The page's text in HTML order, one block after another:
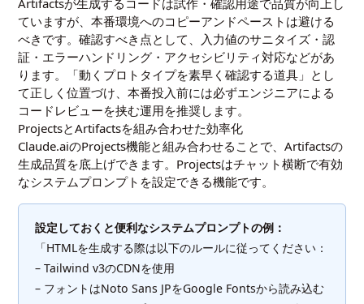
ていますが、本番環境へのコピーアンドペーストは避ける
べきです。確認すべき点として、入力値のサニタイズ・認
証・エラーハンドリング・アクセシビリティ対応などがあ
ります。「動くプロトタイプを素早く確認する道具」とし
て正しく位置づけ、本番投入前には必ずエンジニアによる
コードレビューを挟む運用を推奨します。
ProjectsとArtifactsを組み合わせた効率化
Claude.aiのProjects機能と組み合わせることで、Artifactsの
生成品質を底上げできます。Projectsはチャット横断で有効
なシステムプロンプトを設定できる機能です。
設定しておくと便利なシステムプロンプトの例：
「HTMLを生成する際は以下のルールに従ってください：
– Tailwind v3のCDNを使用
– フォントはNoto Sans JPをGoogle Fontsから読み込む